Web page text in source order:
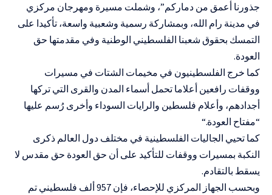
جذورنا أعمق من دماركم”، وشملت مسيرة ومهرجان مركزي
في مدينة رام الله، وبمشاركة رسمية وشعبية واسعة، تأكيدا على
التمسك بحقوق شعبنا الفلسطيني الوطنية وفي مقدمتها حق
العودة.
كما خرج الفلسطينيون في مخيمات الشتات في مسيرات
ووقفات رافعين أعلاما تحمل أسماء المدن والقرى التي تركها
أجدادهم، وأعلام فلسطين والرايات السوداء وأخرى رُسم عليها
“مفتاح العودة“.
كما تحيي الجاليات الفلسطينية في مختلف دول العالم ذكرى
النكبة بمسيرات ووقفات للتأكيد على أن حق العودة حق مقدس لا
يسقط بالتقادم.
وبحسب الجهاز المركزي للإحصاء، فإن 957 ألف فلسطيني تم